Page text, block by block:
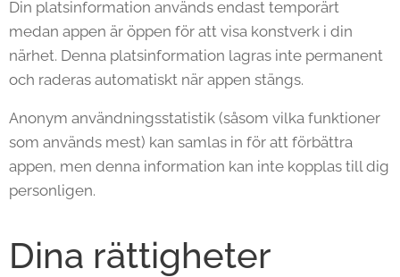
Din platsinformation används endast temporärt
medan appen är öppen för att visa konstverk i din
närhet. Denna platsinformation lagras inte permanent
och raderas automatiskt när appen stängs.
Anonym användningsstatistik (såsom vilka funktioner
som används mest) kan samlas in för att förbättra
appen, men denna information kan inte kopplas till dig
personligen.
Dina rättigheter